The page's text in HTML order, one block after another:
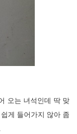
오는 녀석인데
딱 맞
게 들어가지 않아 좀